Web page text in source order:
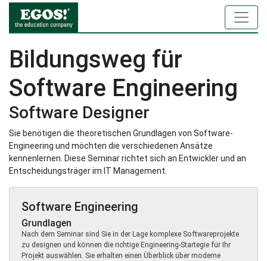
Bildungsweg für
Software Engineering
Software Designer
Sie benötigen die theoretischen Grundlagen von Software-
Engineering und möchten die verschiedenen Ansätze
kennenlernen. Diese Seminar richtet sich an Entwickler und an
Entscheidungsträger im IT Management.
Software Engineering
Grundlagen
Nach dem Seminar sind Sie in der Lage komplexe Softwareprojekte
zu designen und können die richtige Engineering-Startegie für Ihr
Projekt auswählen. Sie erhalten einen Überblick über moderne